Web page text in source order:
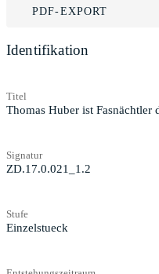
PDF-EXPORT
Identifikation
Titel
Thomas Huber ist Fasnächtler
Signatur
ZD.17.0.021_1.2
Stufe
Einzelstueck